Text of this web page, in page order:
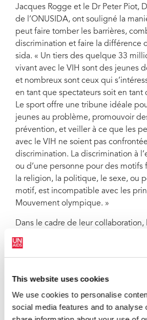
This website uses cookies
We use cookies to personalise
social media features and to analyse
Jacques Rogge et le Dr Peter Piot,
de l’ONUSIDA, ont souligné la
peut faire tomber les barrières,
discrimination et faire la différence
sida. « Un tiers des quelque 33
vivant avec le VIH sont des jeunes
et nombreux sont ceux qui
en tant que spectateurs soit en tant
Le sport offre une tribune idéale
jeunes au problème, promouvoir
prévention, et veiller à ce que les
avec le VIH ne soient pas
discrimination. La discrimination à
ou d’une personne pour des motifs
la religion, la politique, le sexe, ou
motif, est incompatible avec les
Mouvement olympique. »
Dans le cadre de leur collaboration,
CIO ont élaboré la publication
prévention sur le VIH: Une trousse
communauté du sport”, qui donne
VIH. Une version en swahili de la
préparation et son lancement est